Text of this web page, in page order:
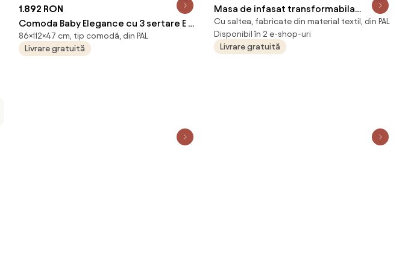
1.892 RON
Comoda Baby Elegance cu 3 sertare E i
uE a, 112x86x47 cm , eleganta E i
functionalitate
86×112×47 cm, tip comodă, din PAL
Livrare gratuită
Masa de infasat transformabila
Colectia Baby Cotton
Cu saltea, fabricate din material textil, din PAL
Disponibil în 2 e-shop-uri
Livrare gratuită